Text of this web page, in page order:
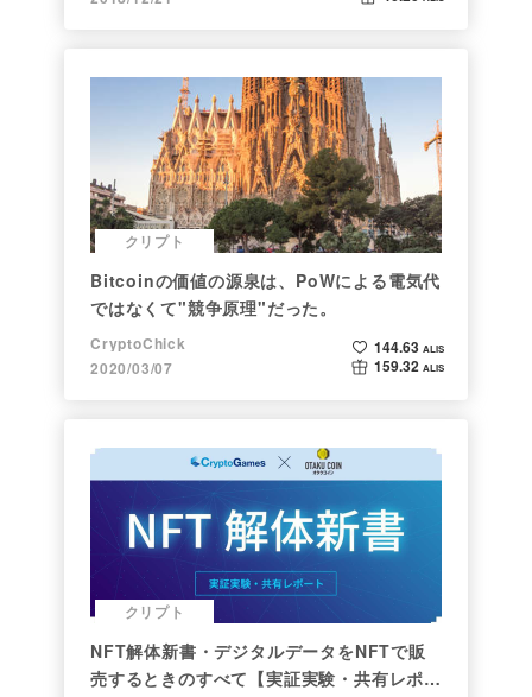
クリプト
Bitcoinの価値の源泉は、PoWによる電気代
ではなくて"競争原理"だった。
CryptoChick
2020/03/07
144.63 ALIS
159.32 ALIS
クリプト
NFT解体新書・デジタルデータをNFTで販
売するときのすべて【実証実験・共有レポー